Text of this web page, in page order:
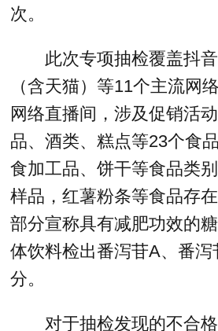
次。
此次专项抽检覆盖抖
（含天猫）等11个主流网
网络直播间，涉及促销活
品、酒类、糕点等23个食
食加工品、饼干等食品类
样品，红薯粉条等食品存
部分宣称具有减肥功效的
体饮料检出番泻苷A、番泻
分。
对于抽检发现的不合